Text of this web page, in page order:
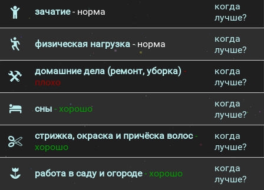
зачатие- норма
когда
лучше?
физическая нагрузка - норма
когда
лучше?
домашние дела (ремонт, уборка) -
плохо
когда
лучше?
сны - хорошо
когда
лучше?
стрижка, окраска и причёска волос-
хорошо
когда
лучше?
работа в саду и огороде- хорошо
когда
лучше?